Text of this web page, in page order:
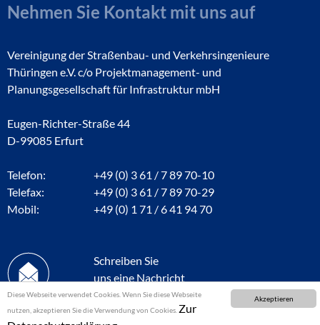
Akzeptieren
Diese Webseite verwendet Cookies. Wenn Sie diese Webseite
nutzen, akzeptieren Sie die Verwendung von Cookies. Zur
Nehmen Sie Kontakt mit uns auf
Vereinigung der Straßenbau- und Verkehrsingenieure
Thüringen e.V. c/o Projektmanagement- und
Planungsgesellschaft für Infrastruktur mbH
Eugen-Richter-Straße 44
D-99085 Erfurt
Telefon:
+49 (0) 3 61 / 7 89 70-10
Telefax:
+49 (0) 3 61 / 7 89 70-29
Mobil:
+49 (0) 1 71 / 6 41 94 70
Schreiben Sie
uns eine Nachricht